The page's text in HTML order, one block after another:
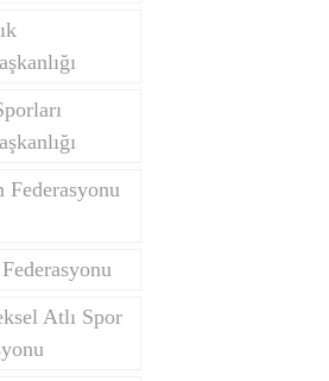
Atlı Spor